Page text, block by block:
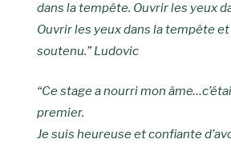
dans la tempête. Ouvrir les yeux
Ouvrir les yeux dans la tempête
soutenu.” Ludovic
“Ce stage a nourri mon
premier.
Je suis heureuse et confiante